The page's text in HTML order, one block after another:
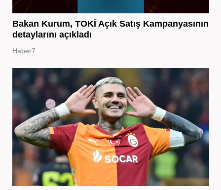
Bakan Kurum, TOKİ Açık Satış Kampanyasının
detaylarını açıkladı
Haber7